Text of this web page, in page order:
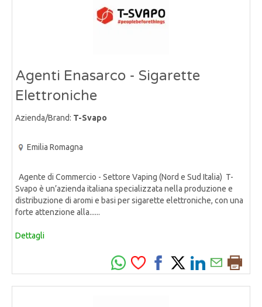
Agenti Enasarco - Sigarette
Elettroniche
Azienda/Brand: T-Svapo
Emilia Romagna
Agente di Commercio - Settore Vaping (Nord e Sud Italia) T-
Svapo è un’azienda italiana specializzata nella produzione e
distribuzione di aromi e basi per sigarette elettroniche, con una
forte attenzione alla......
Dettagli